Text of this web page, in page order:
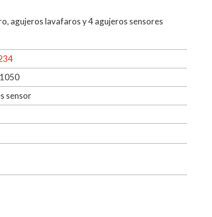
agujeros lavafaros y 4 agujeros sensores
sensor